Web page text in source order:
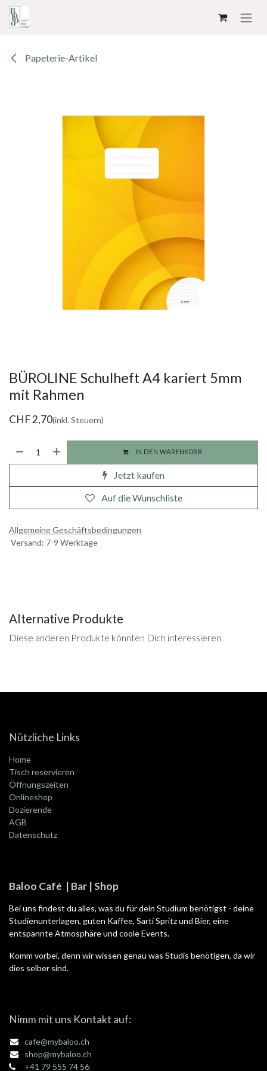
Papeterie-Artikel
BÜROLINE Schulheft A4 kariert 5mm
mit Rahmen
CHF2,70(inkl. Steuern)
IN DEN WARENKORB
Jetzt kaufen
Auf die Wunschliste
Allgemeine Geschäftsbedingungen
Versand: 7-9 Werktage
Alternative Produkte
Diese anderen Produkte könnten Dich interessieren
Nützliche Links
Home
Tisch reservieren
Öffnungszeiten
Onlineshop
Dozierende
AGB
Datenschutz
Baloo Café | Bar | Shop
Bei uns findest du alles, was du für dein Studium benötigst - deine
Studienunterlagen, guten Kaffee, Sarti Spritz und Bier, eine
entspannte Atmosphäre und coole Events.
Komm vorbei, denn wir wissen genau was Studis benötigen, da wir
dies selber sind.
Nimm mit uns Kontakt auf:
cafe@mybaloo.ch
shop@mybaloo.ch
+41 79 555 74 56